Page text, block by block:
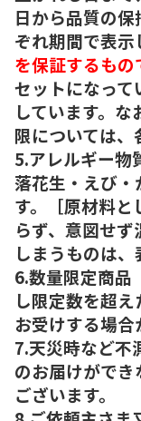
日から品質の
ぞれ期間で表示
を保証するもの
セットになっ
しています。
限については、
5.アレルギー物
落花生・えび・
す。［原材料と
らず、意図せ
しまうものは、
6.数量限定商
し限定数を超
お受けする場合
7.天災時など不
のお届けがで
ございます。